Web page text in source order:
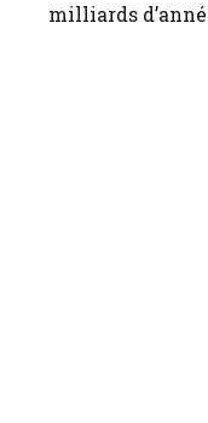
milliards